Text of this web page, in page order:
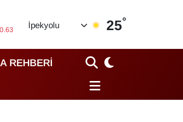
İpekyolu 25°
REHBERİ